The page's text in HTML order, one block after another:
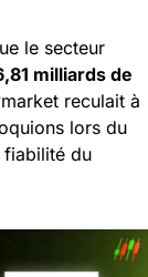
le secteur
milliards de
reculait à
lors du
fiabilité du